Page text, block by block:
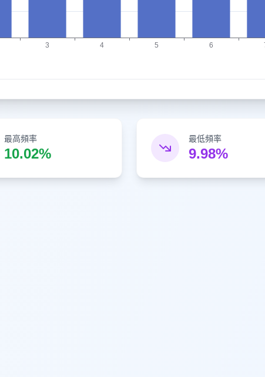
最高頻率
10.02%
最低頻率
9.98%